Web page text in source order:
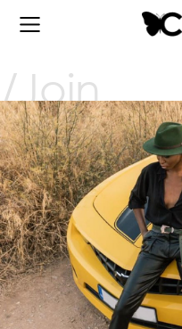
Join